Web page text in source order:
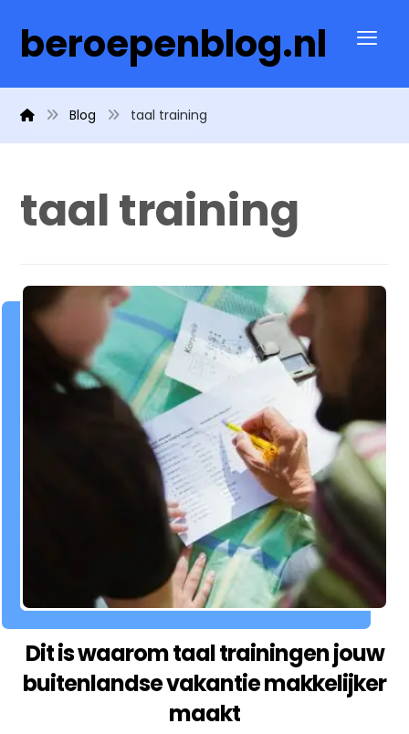
beroepenblog.nl
Blog taal training
taal training
Dit is waarom taal trainingen jouw
buitenlandse vakantie makkelijker
maakt